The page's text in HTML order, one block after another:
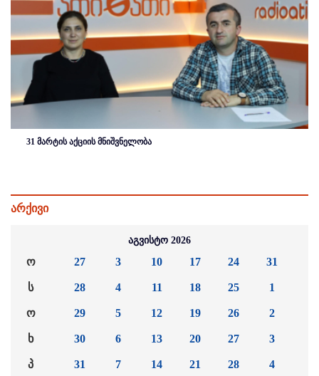
31 მარტის აქციის მნიშვნელობა
არქივი
აგვისტო 2026
ო
ს
ო
ხ
პ
27
28
29
30
31
3
4
5
6
7
10
11
12
13
14
17
18
19
20
21
24
25
26
27
28
31
1
2
3
4